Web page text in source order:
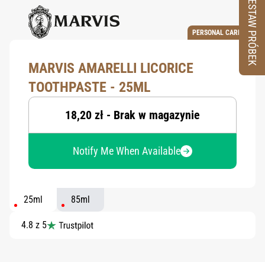
PERSONAL CARE
MARVIS AMARELLI LICORICE
TOOTHPASTE - 25ML
18,20 zł - Brak w magazynie
Notify Me When Available
25ml 85ml
4.8 z 5
ZESTAW PRÓBEK